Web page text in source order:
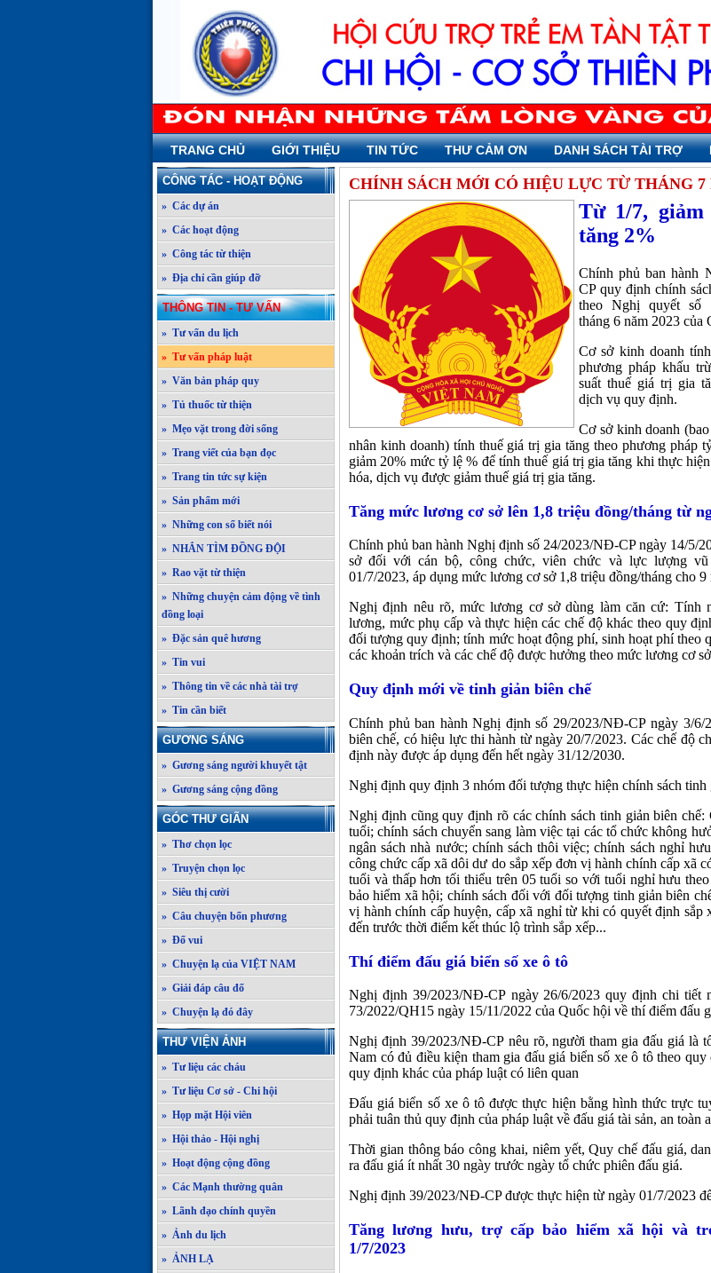
TRANG CHỦ GIỚI THIỆU TIN TỨC THƯ CẢM ƠN DANH SÁCH TÀI TRỢ
CÔNG TÁC - HOẠT ĐỘNG
» Các dự án
» Các hoạt động
» Công tác từ thiện
» Địa chỉ cần giúp đỡ
THÔNG TIN - TƯ VẤN
» Tư vấn du lịch
» Tư vấn pháp luật
» Văn bản pháp quy
» Tủ thuốc từ thiện
» Mẹo vặt trong đời sống
» Trang viết của bạn đọc
» Trang tin tức sự kiện
» Sản phẩm mới
» Những con số biết nói
» NHẮN TÌM ĐỒNG ĐỘI
» Rao vặt từ thiện
» Những chuyện cảm động về tình
đồng loại
» Đặc sản quê hương
» Tin vui
» Thông tin về các nhà tài trợ
» Tin cần biết
GƯƠNG SÁNG
» Gương sáng người khuyết tật
» Gương sáng cộng đồng
GÓC THƯ GIÃN
» Thơ chọn lọc
» Truyện chọn lọc
» Siêu thị cười
» Câu chuyện bốn phương
» Đố vui
» Chuyện lạ của VIỆT NAM
» Giải đáp câu đố
» Chuyện lạ đó đây
THƯ VIỆN ẢNH
» Tư liệu các cháu
» Tư liệu Cơ sở - Chi hội
» Họp mặt Hội viên
» Hội thảo - Hội nghị
» Hoạt động cộng đồng
» Các Mạnh thường quân
» Lãnh đạo chính quyền
» Ảnh du lịch
» ẢNH LẠ
CHÍNH SÁCH MỚI CÓ HIỆU LỰC TỪ THÁNG 7
Từ 1/7,
tăng 2%
Chính phủ ban hành
CP quy định chính
theo Nghị quyết số
tháng 6 năm 2023 của
Cơ sở kinh doanh
phương pháp khấu
suất thuế giá trị gia
dịch vụ quy định.
Cơ sở kinh doanh
nhân kinh doanh) tính thuế giá trị gia tăng theo phương pháp
giảm 20% mức tỷ lệ % để tính thuế giá trị gia tăng khi thực
hóa, dịch vụ được giảm thuế giá trị gia tăng.
Tăng mức lương cơ sở lên 1,8 triệu đồng/tháng từ
Chính phủ ban hành Nghị định số 24/2023/NĐ-CP ngày 14/5/
sở đối với cán bộ, công chức, viên chức và lực lượng
01/7/2023, áp dụng mức lương cơ sở 1,8 triệu đồng/tháng cho
Nghị định nêu rõ, mức lương cơ sở dùng làm căn cứ: Tính
lương, mức phụ cấp và thực hiện các chế độ khác theo quy
đối tượng quy định; tính mức hoạt động phí, sinh hoạt phí theo
các khoản trích và các chế độ được hưởng theo mức lương cơ
Quy định mới về tinh giản biên chế
Chính phủ ban hành Nghị định số 29/2023/NĐ-CP ngày 3/6/
biên chế, có hiệu lực thi hành từ ngày 20/7/2023. Các chế độ
định này được áp dụng đến hết ngày 31/12/2030.
Nghị định quy định 3 nhóm đối tượng thực hiện chính sách tinh
Nghị định cũng quy định rõ các chính sách tinh giản biên
tuổi; chính sách chuyển sang làm việc tại các tổ chức không
ngân sách nhà nước; chính sách thôi việc; chính sách nghỉ
công chức cấp xã dôi dư do sắp xếp đơn vị hành chính cấp xã
tuổi và thấp hơn tối thiểu trên 05 tuổi so với tuổi nghỉ hưu
bảo hiểm xã hội; chính sách đối với đối tượng tinh giản biên
vị hành chính cấp huyện, cấp xã nghỉ từ khi có quyết định sắp
đến trước thời điểm kết thúc lộ trình sắp xếp...
Thí điểm đấu giá biển số xe ô tô
Nghị định 39/2023/NĐ-CP ngày 26/6/2023 quy định chi tiết
73/2022/QH15 ngày 15/11/2022 của Quốc hội về thí điểm đấu
Nghị định 39/2023/NĐ-CP nêu rõ, người tham gia đấu giá là
Nam có đủ điều kiện tham gia đấu giá biển số xe ô tô theo
quy định khác của pháp luật có liên quan
Đấu giá biển số xe ô tô được thực hiện bằng hình thức trực
phải tuân thủ quy định của pháp luật về đấu giá tài sản, an toàn
Thời gian thông báo công khai, niêm yết, Quy chế đấu giá,
ra đấu giá ít nhất 30 ngày trước ngày tổ chức phiên đấu giá.
Nghị định 39/2023/NĐ-CP được thực hiện từ ngày 01/7/2023
Tăng lương hưu, trợ cấp bảo hiểm xã hội và
1/7/2023